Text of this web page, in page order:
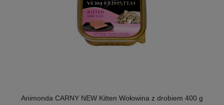
Animonda CARNY NEW Kitten Wołowina z drobiem 400 g